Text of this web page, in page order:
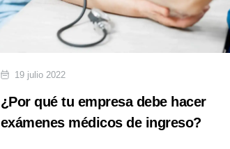
19 julio 2022
¿Por qué tu empresa debe hacer
exámenes médicos de ingreso?